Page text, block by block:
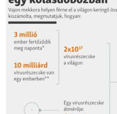
TÁRSADALOM
DEMOKRÁCIA
A PÉNZ NYOMÁBAN
EURÓPAI UNIÓ
VILÁG
KLÍMAVÁLTOZÁS